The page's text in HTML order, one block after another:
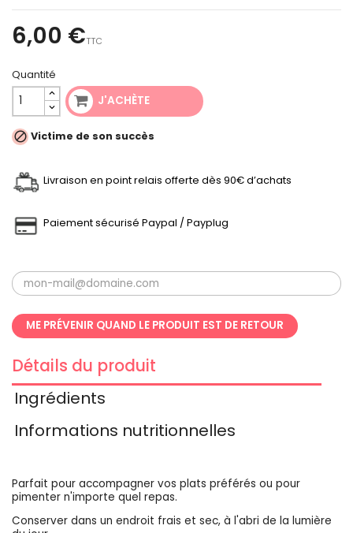
6,00 €TTC
Quantité
J'ACHÈTE
 Victime de son succès
Livraison en point relais offerte dès 90€ d’achats
Paiement sécurisé Paypal / Payplug
ME PRÉVENIR QUAND LE PRODUIT EST DE RETOUR
Détails du produit
Ingrédients
Informations nutritionnelles
Parfait pour accompagner vos plats préférés ou pour
pimenter n'importe quel repas.
Conserver dans un endroit frais et sec, à l'abri de la lumière